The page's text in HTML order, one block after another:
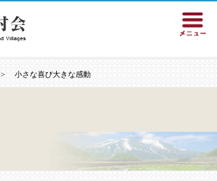
> 小さな喜び大きな感動